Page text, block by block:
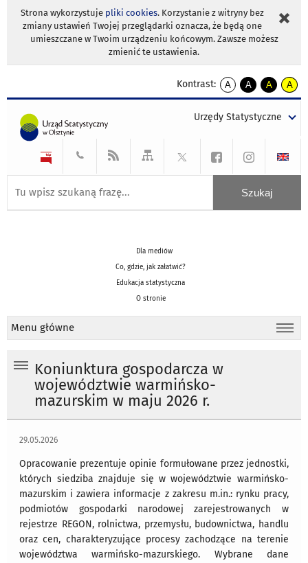
Strona wykorzystuje pliki cookies. Korzystanie z witryny bez
zmiany ustawień Twojej przeglądarki oznacza, że będą one
umieszczane w Twoim urządzeniu końcowym. Zawsze możesz
zmienić te ustawienia.
Kontrast:
A
kontrast
A
kontrast
tekst
czarnym
A
kontrast
tekst
czarnym
A
tekst
żółtym
Urzędy Statystyczne
Dla mediów
Co, gdzie, jak załatwić?
Edukacja statystyczna
O stronie
Menu główne
Koniunktura gospodarcza w
województwie warmińsko-
mazurskim w maju 2026 r.
29.05.2026
Opracowanie prezentuje opinie formułowane przez jednostki,
których siedziba znajduje się w województwie warmińsko-
mazurskim i zawiera informacje z zakresu m.in.: rynku pracy,
podmiotów gospodarki narodowej zarejestrowanych w
rejestrze REGON, rolnictwa, przemysłu, budownictwa, handlu
oraz cen, charakteryzujące procesy zachodzące na terenie
województwa warmińsko-mazurskiego. Wybrane dane